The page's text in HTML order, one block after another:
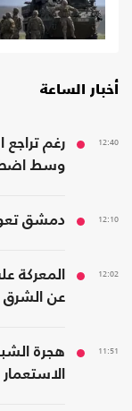
أخبار الساعة
12:40
رغم تراجع
وسط
12:10 دمشق
12:02
المعركة
عن الشرق
11:51
هجرة